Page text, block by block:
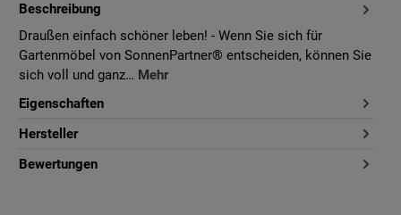
Beschreibung
Draußen einfach schöner leben! - Wenn Sie sich für
Gartenmöbel von SonnenPartner® entscheiden, können Sie
sich voll und ganz… Mehr
Eigenschaften
Hersteller
Bewertungen